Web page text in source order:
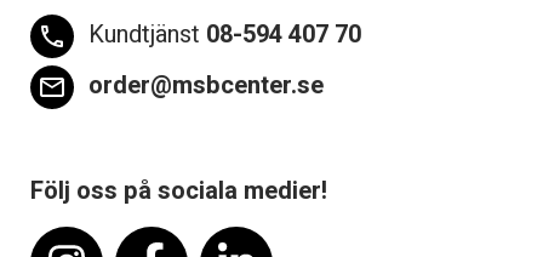
phone Kundtjänst 08-594 407 70
email order@msbcenter.se
Följ oss på sociala medier!